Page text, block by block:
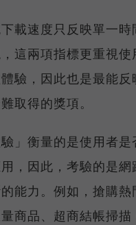
載速度只反映單一時
這兩項指標更重視使
驗，因此也是最能反
取得的獎項。
驗」衡量的是使用者
，因此，考驗的是網
能力。例如，搶購熱
商品、超商結帳掃